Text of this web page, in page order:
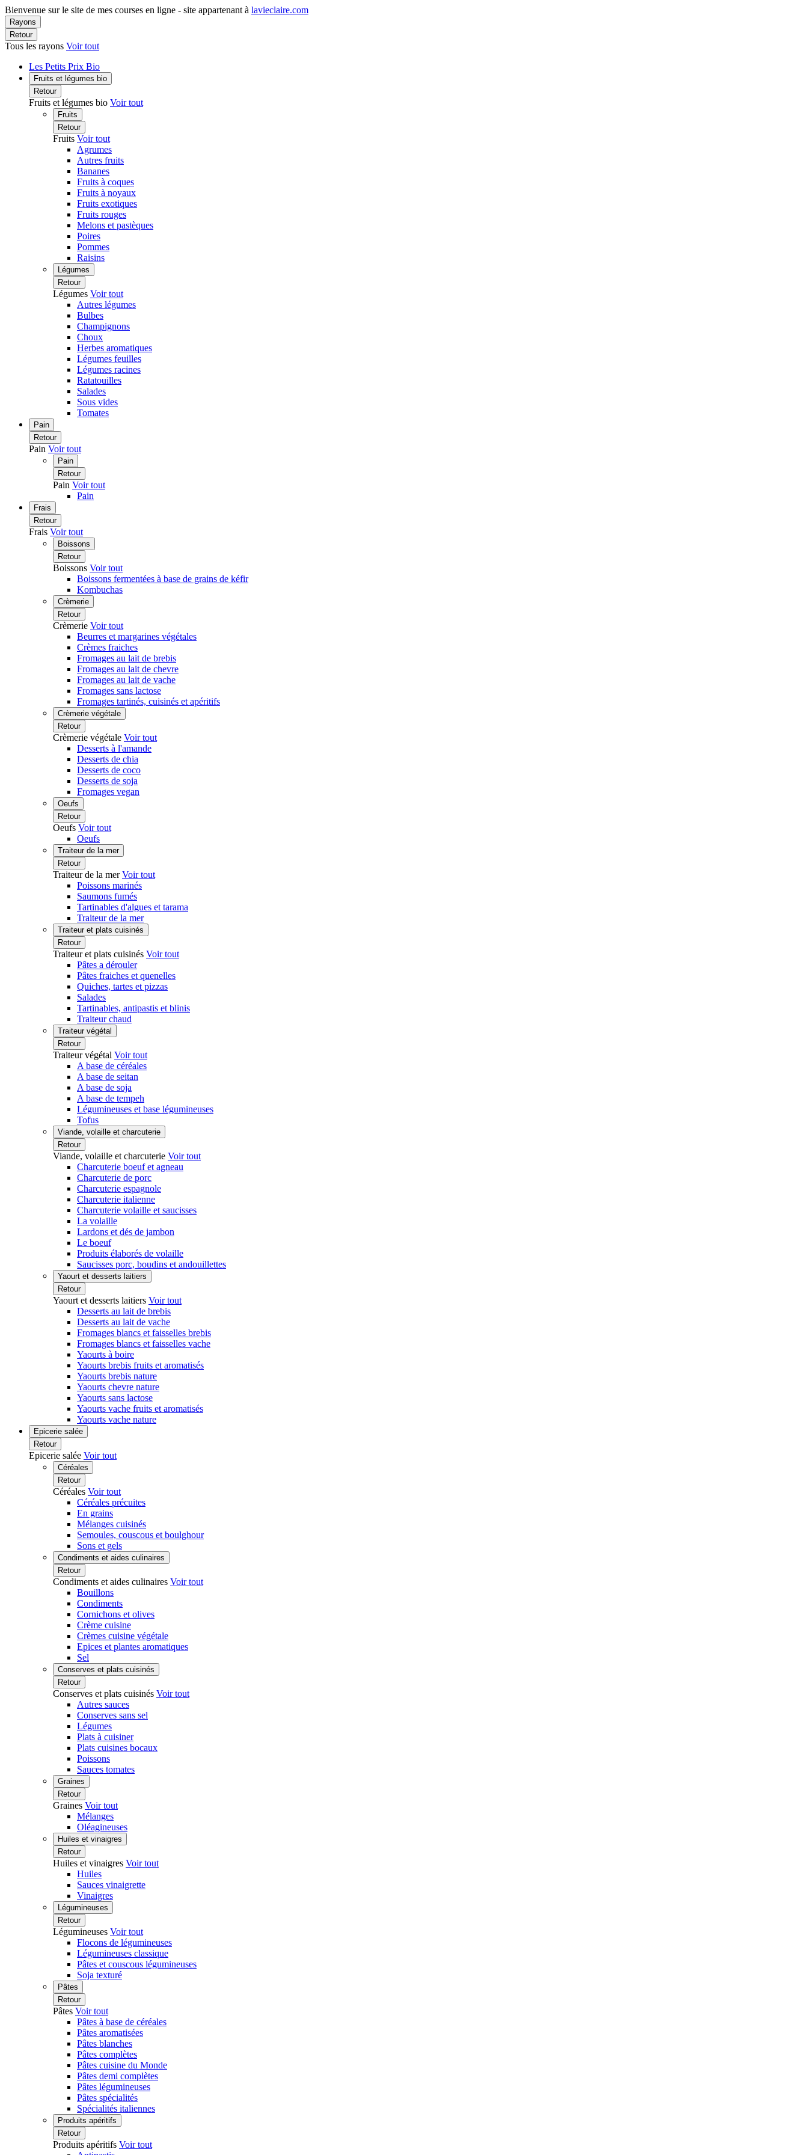
Bienvenue sur le site de mes courses en ligne - site appartenant à lavieclaire.com
Rayons
Retour
Tous les rayons Voir tout
Les Petits Prix Bio
Fruits et légumes bio
Retour
Fruits et légumes bio Voir tout
Fruits
Retour
Fruits Voir tout
Agrumes
Autres fruits
Bananes
Fruits à coques
Fruits à noyaux
Fruits exotiques
Fruits rouges
Melons et pastèques
Poires
Pommes
Raisins
Légumes
Retour
Légumes Voir tout
Autres légumes
Bulbes
Champignons
Choux
Herbes aromatiques
Légumes feuilles
Légumes racines
Ratatouilles
Salades
Sous vides
Tomates
Pain
Retour
Pain Voir tout
Pain
Retour
Pain Voir tout
Pain
Frais
Retour
Frais Voir tout
Boissons
Retour
Boissons Voir tout
Boissons fermentées à base de grains de kéfir
Kombuchas
Crèmerie
Retour
Crèmerie Voir tout
Beurres et margarines végétales
Crèmes fraiches
Fromages au lait de brebis
Fromages au lait de chevre
Fromages au lait de vache
Fromages sans lactose
Fromages tartinés, cuisinés et apéritifs
Crèmerie végétale
Retour
Crèmerie végétale Voir tout
Desserts à l'amande
Desserts de chia
Desserts de coco
Desserts de soja
Fromages vegan
Oeufs
Retour
Oeufs Voir tout
Oeufs
Traiteur de la mer
Retour
Traiteur de la merVoir tout
Poissons marinés
Saumons fumés
Tartinables d'algues et tarama
Traiteur de la mer
Traiteur et plats cuisinés
Retour
Traiteur et plats cuisinés Voir tout
Pâtes a dérouler
Pâtes fraiches et quenelles
Quiches, tartes et pizzas
Salades
Tartinables, antipastis et blinis
Traiteur chaud
Traiteur végétal
Retour
Traiteur végétal Voir tout
A base de céréales
A base de seitan
A base de soja
A base de tempeh
Légumineuses et base légumineuses
Tofus
Viande, volaille et charcuterie
Retour
Viande, volaille et charcuterie Voir tout
Charcuterie boeuf et agneau
Charcuterie de porc
Charcuterie espagnole
Charcuterie italienne
Charcuterie volaille et saucisses
La volaille
Lardons et dés de jambon
Le boeuf
Produits élaborés de volaille
Saucisses porc, boudins et andouillettes
Yaourt et desserts laitiers
Retour
Yaourt et desserts laitiers Voir tout
Desserts au lait de brebis
Desserts au lait de vache
Fromages blancs et faisselles brebis
Fromages blancs et faisselles vache
Yaourts à boire
Yaourts brebis fruits et aromatisés
Yaourts brebis nature
Yaourts chevre nature
Yaourts sans lactose
Yaourts vache fruits et aromatisés
Yaourts vache nature
Epicerie salée
Retour
Epicerie salée Voir tout
Céréales
Retour
Céréales Voir tout
Céréales précuites
En grains
Mélanges cuisinés
Semoules, couscous et boulghour
Sons et gels
Condiments et aides culinaires
Retour
Condiments et aides culinaires Voir tout
Bouillons
Condiments
Cornichons et olives
Crème cuisine
Crèmes cuisine végétale
Epices et plantes aromatiques
Sel
Conserves et plats cuisinés
Retour
Conserves et plats cuisinés Voir tout
Autres sauces
Conserves sans sel
Légumes
Plats à cuisiner
Plats cuisines bocaux
Poissons
Sauces tomates
Graines
Retour
Graines Voir tout
Mélanges
Oléagineuses
Huiles et vinaigres
Retour
Huiles et vinaigres Voir tout
Huiles
Sauces vinaigrette
Vinaigres
Légumineuses
Retour
Légumineuses Voir tout
Flocons de légumineuses
Légumineuses classique
Pâtes et couscous légumineuses
Soja texturé
Pâtes
Retour
Pâtes Voir tout
Pâtes à base de céréales
Pâtes aromatisées
Pâtes blanches
Pâtes complètes
Pâtes cuisine du Monde
Pâtes demi complètes
Pâtes légumineuses
Pâtes spécialités
Spécialités italiennes
Produits apéritifs
Retour
Produits apéritifs Voir tout